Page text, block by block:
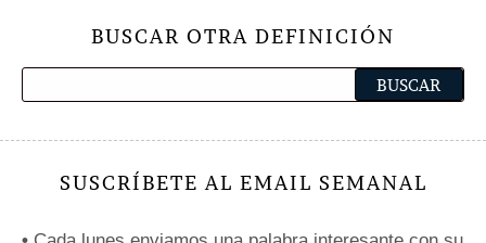
BUSCAR OTRA DEFINICIÓN
SUSCRÍBETE AL EMAIL SEMANAL